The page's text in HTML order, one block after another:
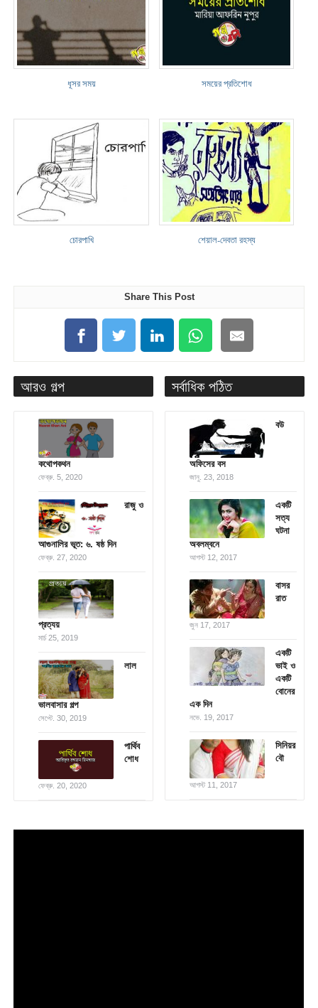
ধূসর সময় সময়ের প্রতিশোধ
চোরপাখি শেয়াল-দেবতা রহস্য
Share This Post
আরও গল্প
কথোপকথন
ফেব্রু. 5, 2020
রাজু ও
আগুনালির ভূত: ৬. ষষ্ঠ দিন
ফেব্রু. 27, 2020
প্রত্যয়
মার্চ 25, 2019
লাল
ভালবাসার গল্প
সেপ্টে. 30, 2019
পার্থিব
শোধ
ফেব্রু. 20, 2020
সর্বাধিক পঠিত
বউ
অফিসের বস
জানু. 23, 2018
একটি
সত্য
ঘটনা
অবলম্বনে
আগস্ট 12, 2017
বাসর
রাত
জুন 17, 2017
একটি
ভাই ও
একটি
বোনের
এক দিন
নভে. 19, 2017
সিনিয়র
বৌ
আগস্ট 11, 2017